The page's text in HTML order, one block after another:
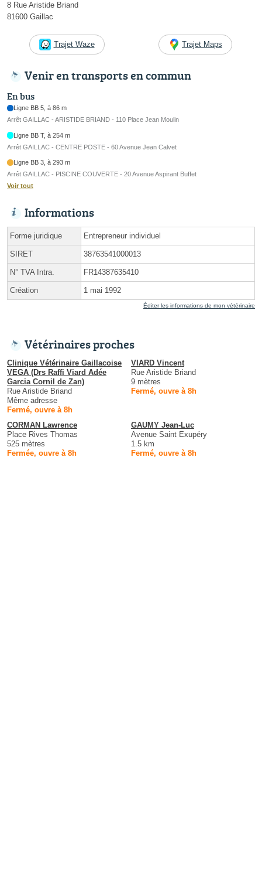
8 Rue Aristide Briand
81600 Gaillac
Trajet Waze Trajet Maps
Venir en transports en commun
En bus
Ligne BB 5, à 86 m
Arrêt GAILLAC - ARISTIDE BRIAND - 110 Place Jean Moulin
Ligne BB T, à 254 m
Arrêt GAILLAC - CENTRE POSTE - 60 Avenue Jean Calvet
Ligne BB 3, à 293 m
Arrêt GAILLAC - PISCINE COUVERTE - 20 Avenue Aspirant Buffet
Voir tout
Informations
Forme juridique Entrepreneur individuel
SIRET 38763541000013
N° TVA Intra. FR14387635410
Création 1 mai 1992
Éditer les informations de mon vétérinaire
Vétérinaires proches
Clinique Vétérinaire Gaillacoise
VEGA (Drs Raffi Viard Adée
Garcia Cornil de Zan)
Rue Aristide Briand
Même adresse
Fermé, ouvre à 8h
VIARD Vincent
Rue Aristide Briand
9 mètres
Fermé, ouvre à 8h
CORMAN Lawrence
Place Rives Thomas
525 mètres
Fermée, ouvre à 8h
GAUMY Jean-Luc
Avenue Saint Exupéry
1.5 km
Fermé, ouvre à 8h